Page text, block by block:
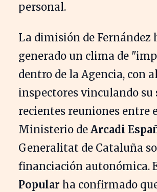
personal.
La dimisión de Fernández
generado un clima de
dentro de la Agencia, con
inspectores vinculando su
recientes reuniones entre
Ministerio de Arcadi
Generalitat de Cataluña
financiación autonómica.
Popular ha confirmado